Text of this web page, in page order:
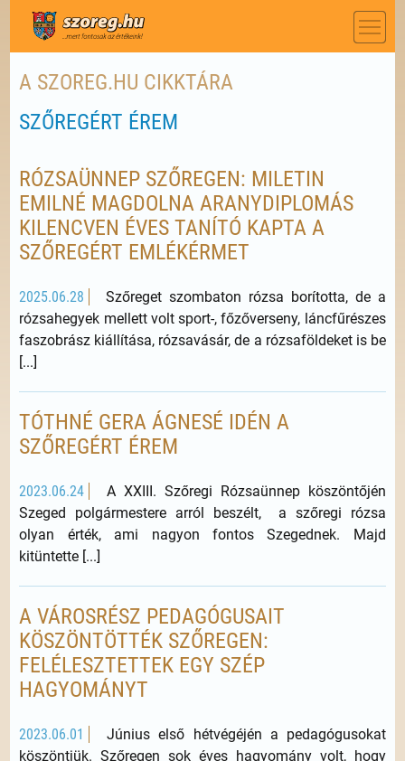
A SZOREG.HU CIKKTÁRA
SZŐREGÉRT ÉREM
RÓZSAÜNNEP SZŐREGEN: MILETIN
EMILNÉ MAGDOLNA ARANYDIPLOMÁS
KILENCVEN ÉVES TANÍTÓ KAPTA A
SZŐREGÉRT EMLÉKÉRMET
2025.06.28
Szőreget szombaton rózsa borította, de a
rózsahegyek mellett volt sport-, főzőverseny, láncfűrészes
faszobrász kiállítása, rózsavásár, de a rózsaföldeket is be
[...]
TÓTHNÉ GERA ÁGNESÉ IDÉN A
SZŐREGÉRT ÉREM
2023.06.24
A XXIII. Szőregi Rózsaünnep köszöntőjén
Szeged polgármestere arról beszélt, a szőregi rózsa
olyan érték, ami nagyon fontos Szegednek. Majd
kitüntette [...]
A VÁROSRÉSZ PEDAGÓGUSAIT
KÖSZÖNTÖTTÉK SZŐREGEN:
FELÉLESZTETTEK EGY SZÉP
HAGYOMÁNYT
2023.06.01
Június első hétvégéjén a pedagógusokat
köszöntjük. Szőregen sok éves hagyomány volt, hogy